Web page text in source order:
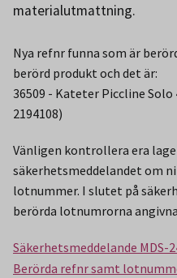
materialutmattning.
Nya refnr funna som är
berörd produkt och det är:
36509 - Kateter Piccline Solo
2194108)
Vänligen kontrollera era
säkerhetsmeddelandet om
lotnummer. I slutet på
berörda lotnumrorna
Säkerhetsmeddelande MDS-
Berörda refnr samt